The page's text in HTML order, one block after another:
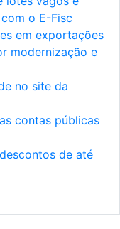
o E-Fisc
em exportações
modernização e
no site da
contas públicas
de até